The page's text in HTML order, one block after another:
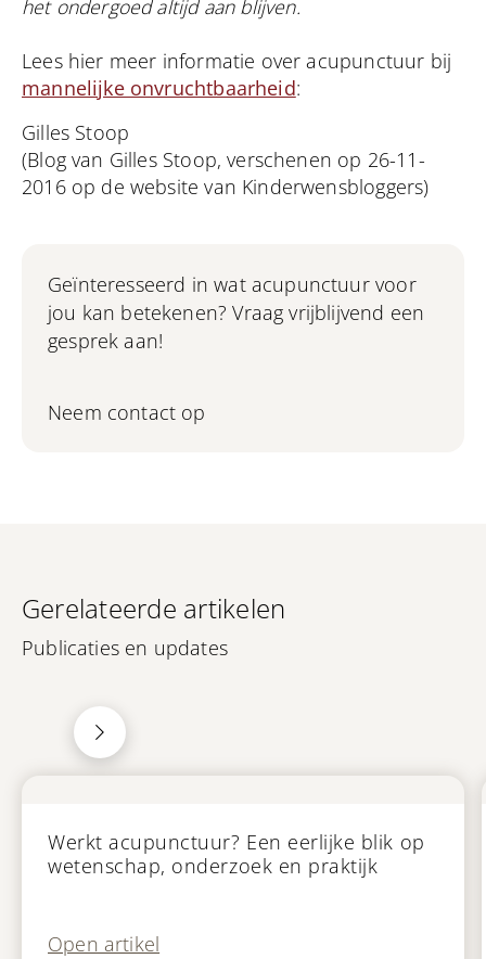
het ondergoed altijd aan blijven.
Lees hier meer informatie over acupunctuur bij
mannelijke onvruchtbaarheid:
Gilles Stoop
(Blog van Gilles Stoop, verschenen op 26-11-
2016 op de website van Kinderwensbloggers)
Geïnteresseerd in wat acupunctuur voor
jou kan betekenen? Vraag vrijblijvend een
gesprek aan!
Neem contact op
Gerelateerde artikelen
Publicaties en updates
Werkt acupunctuur? Een eerlijke blik op
wetenschap, onderzoek en praktijk
Open artikel